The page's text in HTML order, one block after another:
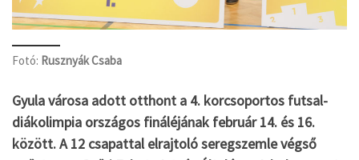
Fotó: Rusznyák Csaba
Gyula városa adott otthont a 4. korcsoportos futsal-
diákolimpia országos fináléjának február 14. és 16.
között. A 12 csapattal elrajtoló seregszemle végső